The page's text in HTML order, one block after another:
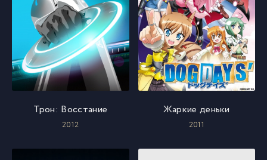
Трон: Восстание
2012
Жаркие деньки
2011